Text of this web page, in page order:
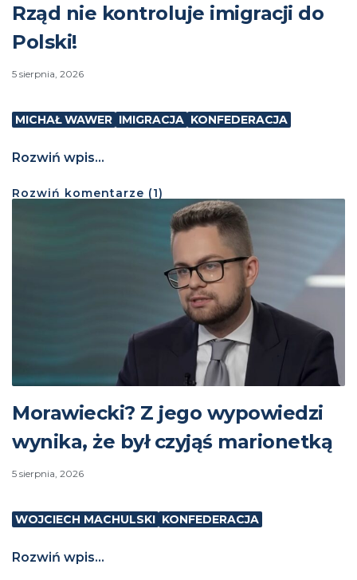
Rząd nie kontroluje imigracji do
Polski!
5 sierpnia, 2026
MICHAŁ WAWER IMIGRACJA KONFEDERACJA
Rozwiń wpis...
Rozwiń komentarze (1)
Morawiecki? Z jego wypowiedzi
wynika, że był czyjąś marionetką
5 sierpnia, 2026
WOJCIECH MACHULSKI KONFEDERACJA
Rozwiń wpis...